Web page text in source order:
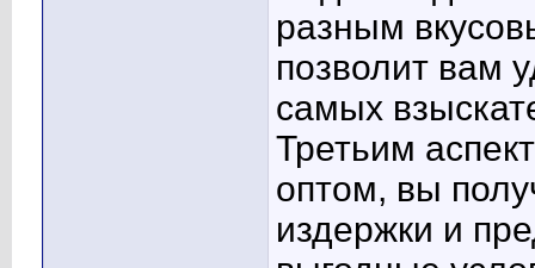
разным
позволит вам
самых
Третьим
оптом, вы
издержки и